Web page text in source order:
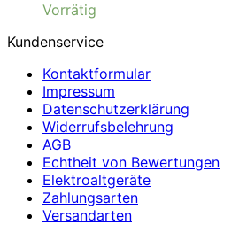
Vorrätig
Kundenservice
Kontaktformular
Impressum
Datenschutzerklärung
Widerrufsbelehrung
AGB
Echtheit von Bewertungen
Elektroaltgeräte
Zahlungsarten
Versandarten